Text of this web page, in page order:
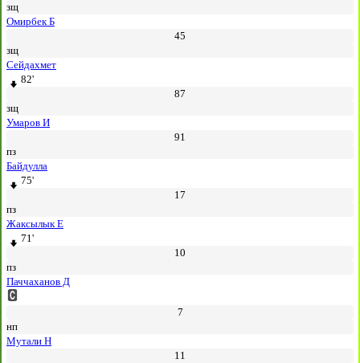
зщ
Омирбек Б
45
зщ
Сейдахмет
82'
87
зщ
Умаров И
91
пз
Байдулла
75'
17
пз
Жаксылык Е
71'
10
пз
Паччаханов Д
7
нп
Мутали Н
11